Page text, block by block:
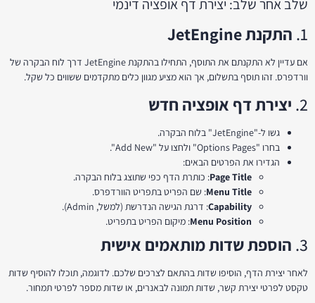
שלב אחר שלב: יצירת דף אופציה דינמי
1. התקנת JetEngine
אם עדיין לא התקנתם את התוסף, התחילו בהתקנת JetEngine דרך לוח הבקרה של
וורדפרס. זהו תוסף בתשלום, אך הוא מציע מגוון כלים מתקדמים ששווים כל שקל.
2. יצירת דף אופציה חדש
גשו ל-"JetEngine" בלוח הבקרה.
בחרו "Options Pages" ולחצו על "Add New".
הגדירו את הפרטים הבאים:
Page Title: כותרת הדף כפי שתוצג בלוח הבקרה.
Menu Title: שם הפריט בתפריט הוורדפרס.
Capability: דרגת הגישה הנדרשת (למשל, Admin).
Menu Position: מיקום הפריט בתפריט.
3. הוספת שדות מותאמים אישית
לאחר יצירת הדף, הוסיפו שדות בהתאם לצרכים שלכם. לדוגמה, תוכלו להוסיף שדות
טקסט לפרטי יצירת קשר, שדות תמונה לבאנרים, או שדות מספר לפרטי תמחור.